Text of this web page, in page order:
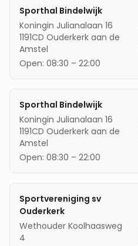
Sporthal Bindelwijk
Koningin Julianalaan 16
1191CD Ouderkerk aan de
Amstel
Open: 08:30 – 22:00
Sporthal Bindelwijk
Koningin Julianalaan 16
1191CD Ouderkerk aan de
Amstel
Open: 08:30 – 22:00
Sportvereniging sv
Ouderkerk
Wethouder Koolhaasweg
4
locatie